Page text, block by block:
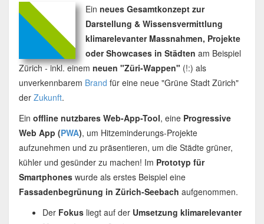
Ein neues Gesamtkonzept zur
Darstellung & Wissensvermittlung
klimarelevanter Massnahmen, Projekte
oder Showcases in Städten am Beispiel
Zürich - inkl. einem neuen "Züri-Wappen" (!:) als
unverkennbarem Brand für eine neue "Grüne Stadt Zürich"
der Zukunft.
Ein offline nutzbares Web-App-Tool, eine Progressive
Web App (PWA), um Hitzeminderungs-Projekte
aufzunehmen und zu präsentieren, um die Städte grüner,
kühler und gesünder zu machen! Im Prototyp für
Smartphoneswurde als erstes Beispiel eine
Fassadenbegrünung in Zürich-Seebach aufgenommen.
Der Fokusliegt auf der Umsetzung klimarelevanter